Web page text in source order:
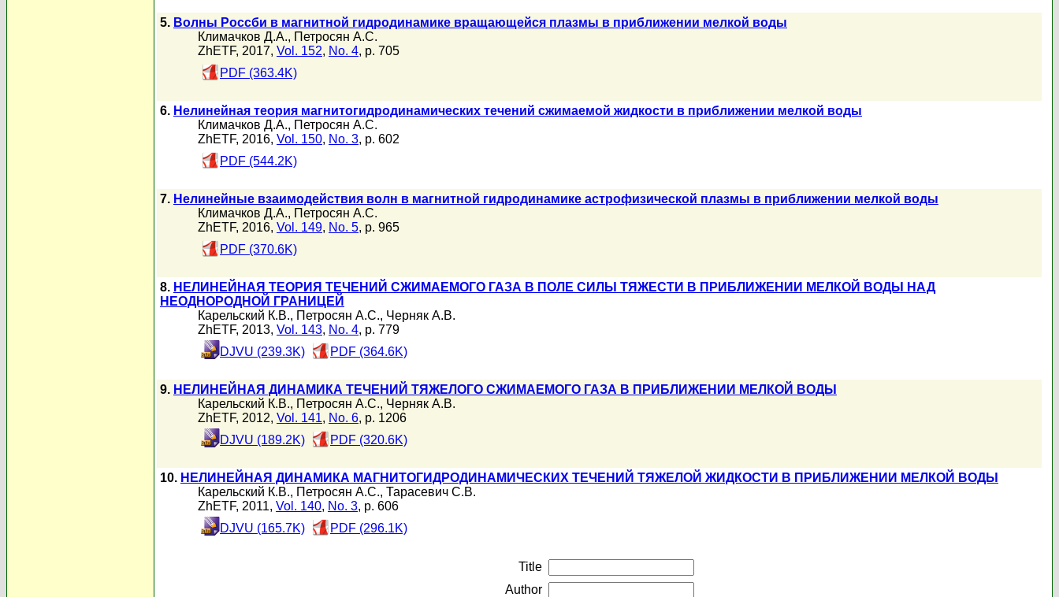
5. Волны Россби в магнитной гидродинамике вращающейся плазмы в приближении мелкой воды
Климачков Д.А., Петросян А.С.
ZhETF, 2017, Vol. 152, No. 4, p. 705
PDF (363.4K)
6. Нелинейная теория магнитогидродинамических течений сжимаемой жидкости в приближении мелкой воды
Климачков Д.А., Петросян А.С.
ZhETF, 2016, Vol. 150, No. 3, p. 602
PDF (544.2K)
7. Нелинейные взаимодействия волн в магнитной гидродинамике астрофизической плазмы в приближении мелкой воды
Климачков Д.А., Петросян А.С.
ZhETF, 2016, Vol. 149, No. 5, p. 965
PDF (370.6K)
8. НЕЛИНЕЙНАЯ ТЕОРИЯ ТЕЧЕНИЙ СЖИМАЕМОГО ГАЗА В ПОЛЕ СИЛЫ ТЯЖЕСТИ В ПРИБЛИЖЕНИИ МЕЛКОЙ ВОДЫ НАД
НЕОДНОРОДНОЙ ГРАНИЦЕЙ
Карельский К.В., Петросян А.С., Черняк А.В.
ZhETF, 2013, Vol. 143, No. 4, p. 779
DJVU (239.3K)
PDF (364.6K)
9. НЕЛИНЕЙНАЯ ДИНАМИКА ТЕЧЕНИЙ ТЯЖЕЛОГО СЖИМАЕМОГО ГАЗА В ПРИБЛИЖЕНИИ МЕЛКОЙ ВОДЫ
Карельский К.В., Петросян А.С., Черняк А.В.
ZhETF, 2012, Vol. 141, No. 6, p. 1206
DJVU (189.2K)
PDF (320.6K)
10. НЕЛИНЕЙНАЯ ДИНАМИКА МАГНИТОГИДРОДИНАМИЧЕСКИХ ТЕЧЕНИЙ ТЯЖЕЛОЙ ЖИДКОСТИ В ПРИБЛИЖЕНИИ МЕЛКОЙ ВОДЫ
Карельский К.В., Петросян А.С., Тарасевич С.В.
ZhETF, 2011, Vol. 140, No. 3, p. 606
DJVU (165.7K)
PDF (296.1K)
Title
Author